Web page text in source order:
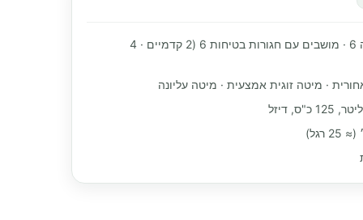
מקומות שינה 6 · מושבים עם חגורות בטיחות 6 (2 קדמיים · 4
· מיטה זוגית אמצעית · מיטה עליונה